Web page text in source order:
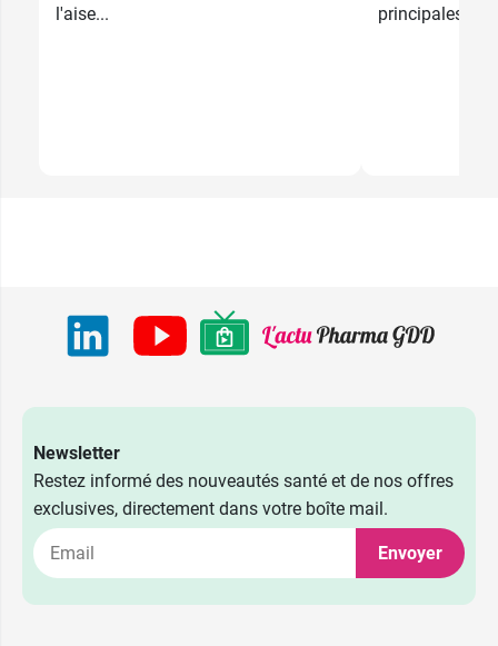
l'aise...
principales...
Newsletter
Restez informé des nouveautés santé et de nos offres
exclusives, directement dans votre boîte mail.
Envoyer